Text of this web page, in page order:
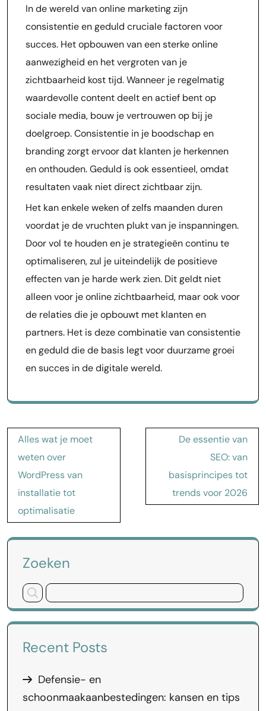
In de wereld van online marketing zijn
consistentie en geduld cruciale factoren voor
succes. Het opbouwen van een sterke online
aanwezigheid en het vergroten van je
zichtbaarheid kost tijd. Wanneer je regelmatig
waardevolle content deelt en actief bent op
sociale media, bouw je vertrouwen op bij je
doelgroep. Consistentie in je boodschap en
branding zorgt ervoor dat klanten je herkennen
en onthouden. Geduld is ook essentieel, omdat
resultaten vaak niet direct zichtbaar zijn.
Het kan enkele weken of zelfs maanden duren
voordat je de vruchten plukt van je inspanningen.
Door vol te houden en je strategieën continu te
optimaliseren, zul je uiteindelijk de positieve
effecten van je harde werk zien. Dit geldt niet
alleen voor je online zichtbaarheid, maar ook voor
de relaties die je opbouwt met klanten en
partners. Het is deze combinatie van consistentie
en geduld die de basis legt voor duurzame groei
en succes in de digitale wereld.
Bericht
navigatie
Alles wat je moet
weten over
WordPress van
installatie tot
optimalisatie
De essentie van
SEO: van
basisprincipes tot
trends voor 2026
Zoeken
Recent Posts
Defensie- en
schoonmaakaanbestedingen: kansen en tips